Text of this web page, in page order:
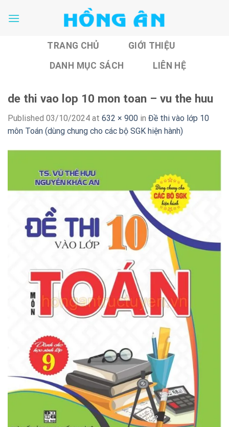
TRANG CHỦ
GIỚI THIỆU
DANH MỤC SÁCH
LIÊN HỆ
de thi vao lop 10 mon toan – vu the huu
Published 03/10/2024 at 632 × 900 in Đề thi vào lớp 10
môn Toán (dùng chung cho các bộ SGK hiện hành)